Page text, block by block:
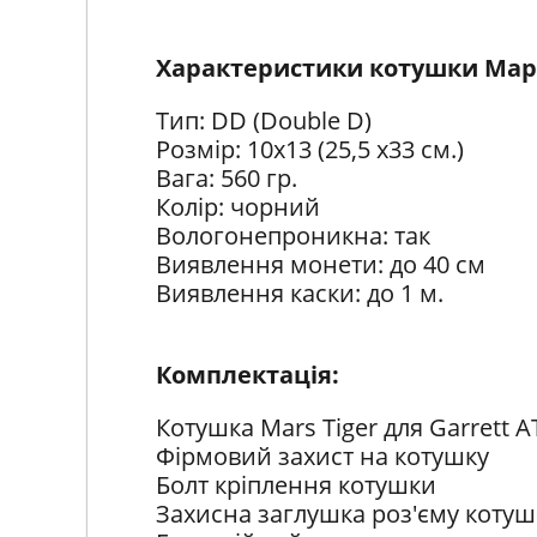
Характеристики котушки
Тип: DD (Double D)
Розмір: 10х13 (25,5 х33 см.)
Вага: 560 гр.
Колір: чорний
Вологонепроникна: так
Виявлення монети: до 40 см
Виявлення каски: до 1 м.
Комплектація:
Котушка Mars Tiger для Garrett
Фірмовий захист на котушку
Болт кріплення котушки
Захисна заглушка роз'єму